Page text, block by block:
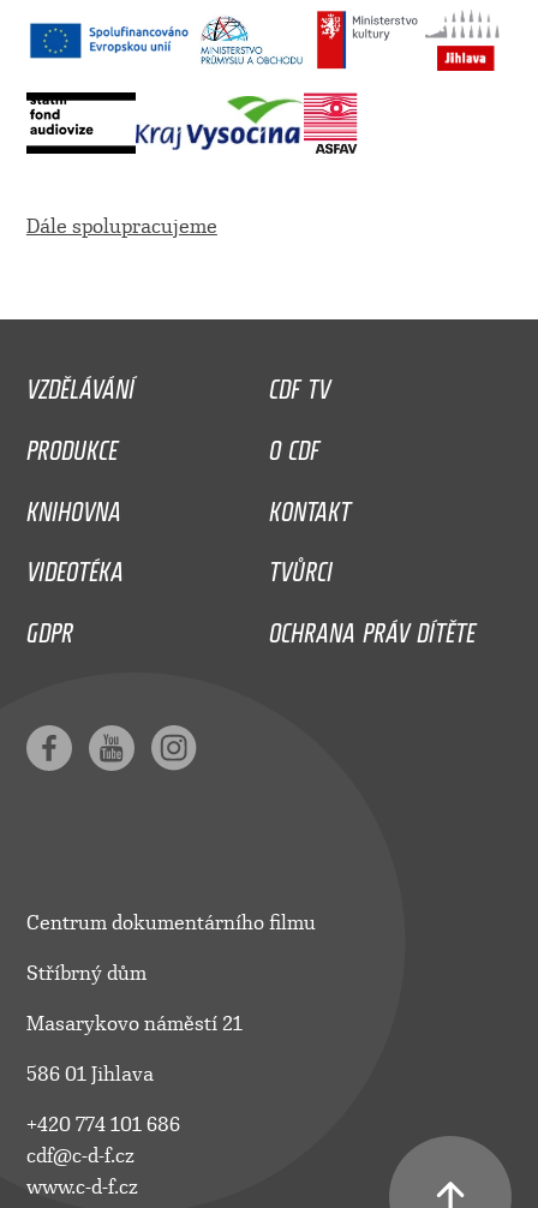
Dále spolupracujeme
VZDĚLÁVÁNÍ
CDF TV
PRODUKCE
O CDF
KNIHOVNA
KONTAKT
VIDEOTÉKA
TVŮRCI
GDPR
OCHRANA PRÁV DÍTĚTE
Centrum dokumentárního filmu
Stříbrný dům
Masarykovo náměstí 21
586 01 Jihlava
+420 774 101 686
cdf@c-d-f.cz
www.c-d-f.cz